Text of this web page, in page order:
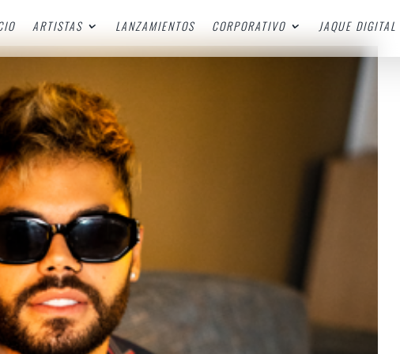
ARTISTAS LANZAMIENTOS CORPORATIVO JAQUE DIGITAL